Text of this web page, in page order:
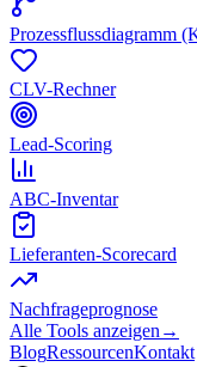
Prozessflussdiagramm
CLV-Rechner
Lead-Scoring
ABC-Inventar
Lieferanten-Scorecard
Nachfrageprognose
Alle Tools anzeigen →
BlogRessourcenKontakt